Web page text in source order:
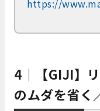
https://
4｜【GIJI】
のムダを省く